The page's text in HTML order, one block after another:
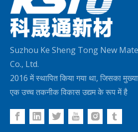
Suzhou Ke Sheng Tong New
Co., Ltd.
2016 में स्थापित किया गया था, जिसका
एक उच्च तकनीक विकास उद्यम के रूप में है